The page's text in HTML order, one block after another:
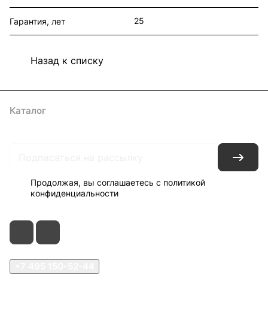
Гарантия, лет 25
Назад к списку
Каталог
Продолжая, вы соглашаетесь с политикой
конфиденциальности